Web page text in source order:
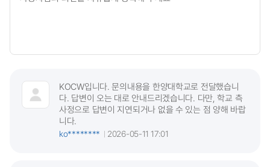
KOCW입니다. 문의내용을 한양대학교로 전달했습니
다. 답변이 오는 대로 안내드리겠습니다. 다만, 학교 측
사정으로 답변이 지연되거나 없을 수 있는 점 양해 바랍
니다.
ko********
2026-05-11 17:01